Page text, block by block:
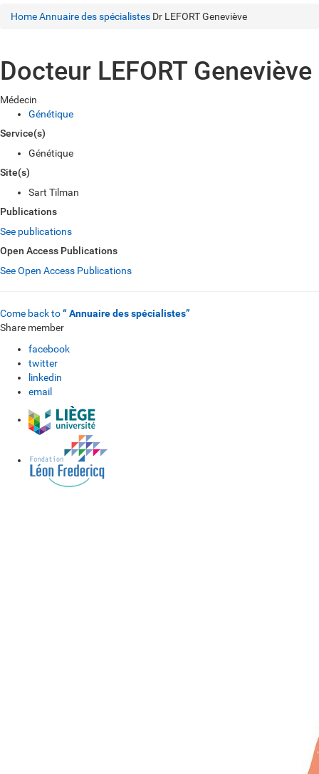
HomeAnnuaire des spécialistes Dr LEFORT Geneviève
Docteur LEFORT Geneviève
Médecin
Génétique
Service(s)
Génétique
Site(s)
Sart Tilman
Publications
See publications
Open Access Publications
See Open Access Publications
Come back to“ Annuaire des spécialistes”
Share member
facebook
twitter
linkedin
email